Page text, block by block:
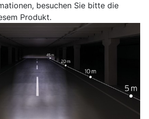
besuchen Sie bitte die
Produkt.